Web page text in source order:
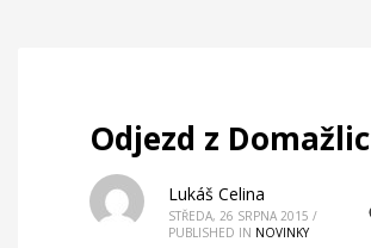
Odjezd z Domažlic
Lukáš Celina
STŘEDA, 26 SRPNA 2015 /
PUBLISHED IN NOVINKY